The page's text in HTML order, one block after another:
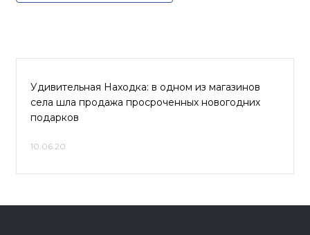
Удивительная Находка: в одном из магазинов
села шла продажа просроченных новогодних
подарков
10.06.20